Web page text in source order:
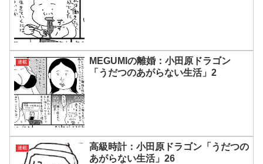
連載
MEGUMIの離婚：小田原ドラゴン
「うだつのあがらない生活」2
連載
高級時計：小田原ドラゴン「うだつの
あがらない生活」26